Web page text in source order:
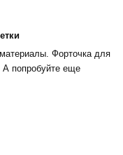
Форточка для
А попробуйте еще